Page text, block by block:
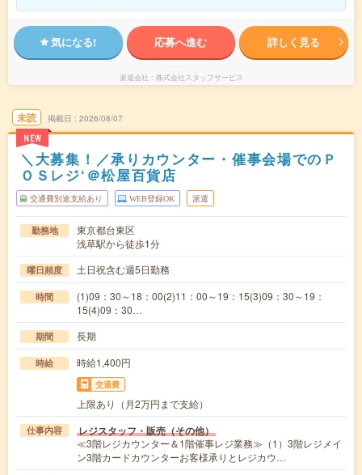
気になる! 応募へ進む 詳しく見る
派遣会社 株式会社スタッフサービス
未読
NEW
掲載日 2026/08/07
＼大募集！／承りカウンター・催事会場でのＰ
ＯＳレジ‘＠松屋百貨店
交通費別途支給あり WEB登録OK 派遣
勤務地
東京都台東区
浅草駅から徒歩1分
曜日頻度 土日祝含む週5日勤務
時間
(1)09：30～18：00(2)11：00～19：15(3)09：30～19：
15(4)09：30…
期間 長期
時給 時給1,400円
交通費
上限あり（月2万円まで支給）
仕事内容 レジスタッフ・販売（その他）
≪3階レジカウンター＆1階催事レジ業務≫（1）3階レジメイ
ン3階カードカウンターお客様承りとレジカウ…